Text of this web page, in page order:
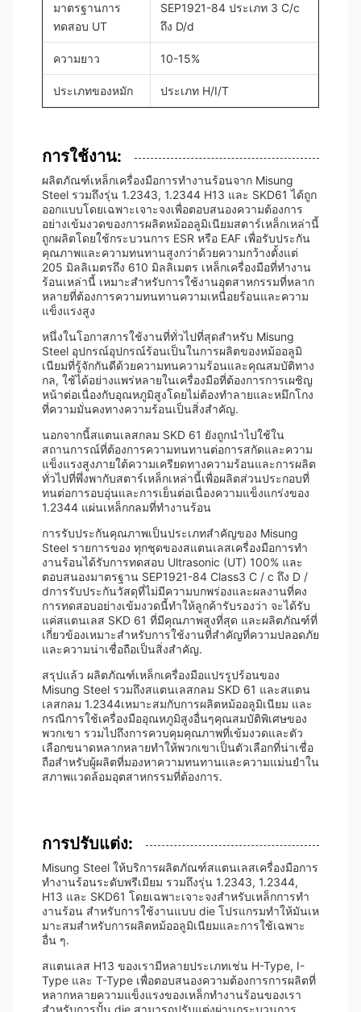
มาตรฐานการ
ทดสอบ UT
SEP1921-84 ประเภท 3 C/c
ถึง D/d
ความยาว 10-15%
ประเภทของหมัก ประเภท H/I/T
การใช้งาน:
ผลิตภัณฑ์เหล็กเครื่องมือการทํางานร้อนจาก Misung
Steel รวมถึงรุ่น 1.2343, 1.2344 H13 และ SKD61 ได้ถูก
ออกแบบโดยเฉพาะเจาะจงเพื่อตอบสนองความต้องการ
อย่างเข้มงวดของการผลิตหม้ออลูมิเนียมสตาร์เหล็กเหล่านี้
ถูกผลิตโดยใช้กระบวนการ ESR หรือ EAF เพื่อรับประกัน
คุณภาพและความทนทานสูงกว่าด้วยความกว้างตั้งแต่
205 มิลลิเมตรถึง 610 มิลลิเมตร เหล็กเครื่องมือที่ทํางาน
ร้อนเหล่านี้ เหมาะสําหรับการใช้งานอุตสาหกรรมที่หลาก
หลายที่ต้องการความทนทานความเหนื่อยร้อนและความ
แข็งแรงสูง
หนึ่งในโอกาสการใช้งานที่ทั่วไปที่สุดสําหรับ Misung
Steel อุปกรณ์อุปกรณ์ร้อนเป็นในการผลิตของหม้ออลูมิ
เนียมที่รู้จักกันดีด้วยความทนความร้อนและคุณสมบัติทาง
กล, ใช้ได้อย่างแพร่หลายในเครื่องมือที่ต้องการการเผชิญ
หน้าต่อเนื่องกับอุณหภูมิสูงโดยไม่ต้องทําลายและหมึกโกง
ที่ความมั่นคงทางความร้อนเป็นสิ่งสําคัญ.
นอกจากนี้สแตนเลสกลม SKD 61 ยังถูกนําไปใช้ใน
สถานการณ์ที่ต้องการความทนทานต่อการสกัดและความ
แข็งแรงสูงภายใต้ความเครียดทางความร้อนและการผลิต
ทั่วไปที่พึ่งพากับสตาร์เหล็กเหล่านี้เพื่อผลิตส่วนประกอบที่
ทนต่อการอบอุ่นและการเย็นต่อเนื่องความแข็งแกร่งของ
1.2344 แผ่นเหล็กกลมที่ทํางานร้อน
การรับประกันคุณภาพเป็นประเภทสําคัญของ Misung
Steel รายการของ ทุกชุดของสแตนเลสเครื่องมือการทํา
งานร้อนได้รับการทดสอบ Ultrasonic (UT) 100% และ
ตอบสนองมาตรฐาน SEP1921-84 Class3 C / c ถึง D /
dการรับประกันวัสดุที่ไม่มีความบกพร่องและผลงานที่คง
การทดสอบอย่างเข้มงวดนี้ทําให้ลูกค้ารับรองว่า จะได้รับ
แค่สแตนเลส SKD 61 ที่มีคุณภาพสูงที่สุด และผลิตภัณฑ์ที่
เกี่ยวข้องเหมาะสําหรับการใช้งานที่สําคัญที่ความปลอดภัย
และความน่าเชื่อถือเป็นสิ่งสําคัญ.
สรุปแล้ว ผลิตภัณฑ์เหล็กเครื่องมือแปรรูปร้อนของ
Misung Steel รวมถึงสแตนเลสกลม SKD 61 และสแตน
เลสกลม 1.2344เหมาะสมกับการผลิตหม้ออลูมิเนียม และ
กรณีการใช้เครื่องมืออุณหภูมิสูงอื่นๆคุณสมบัติพิเศษของ
พวกเขา รวมไปถึงการควบคุมคุณภาพที่เข้มงวดและตัว
เลือกขนาดหลากหลายทําให้พวกเขาเป็นตัวเลือกที่น่าเชื่อ
ถือสําหรับผู้ผลิตที่มองหาความทนทานและความแม่นยําใน
สภาพแวดล้อมอุตสาหกรรมที่ต้องการ.
การปรับแต่ง:
Misung Steel ให้บริการผลิตภัณฑ์สแตนเลสเครื่องมือการ
ทํางานร้อนระดับพรีเมียม รวมถึงรุ่น 1.2343, 1.2344,
H13 และ SKD61 โดยเฉพาะเจาะจงสําหรับเหล็กการทํา
งานร้อน สําหรับการใช้งานแบบ die โปรแกรมทําให้มันเห
มาะสมสําหรับการผลิตหม้ออลูมิเนียมและการใช้เฉพาะ
อื่น ๆ.
สแตนเลส H13 ของเรามีหลายประเภทเช่น H-Type, I-
Type และ T-Type เพื่อตอบสนองความต้องการการผลิตที่
หลากหลายความแข็งแรงของเหล็กทํางานร้อนของเรา
สําหรับการปั้น die สามารถปรับแต่งผ่านกระบวนการ